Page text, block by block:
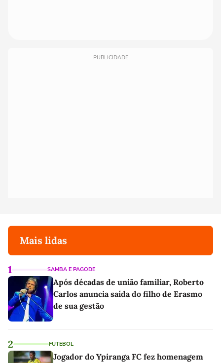
PUBLICIDADE
Mais lidas
1 SAMBA E PAGODE
Após décadas de união familiar, Roberto
Carlos anuncia saída do filho de Erasmo
de sua gestão
2 FUTEBOL
Jogador do Ypiranga FC fez homenagem